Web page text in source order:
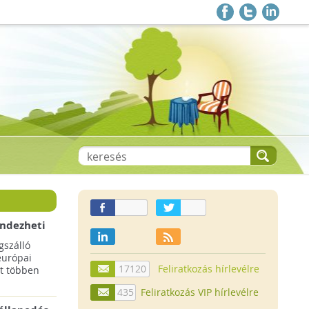
többen
17120
Feliratkozás hírlevélre
435
Feliratkozás VIP hírlevélre